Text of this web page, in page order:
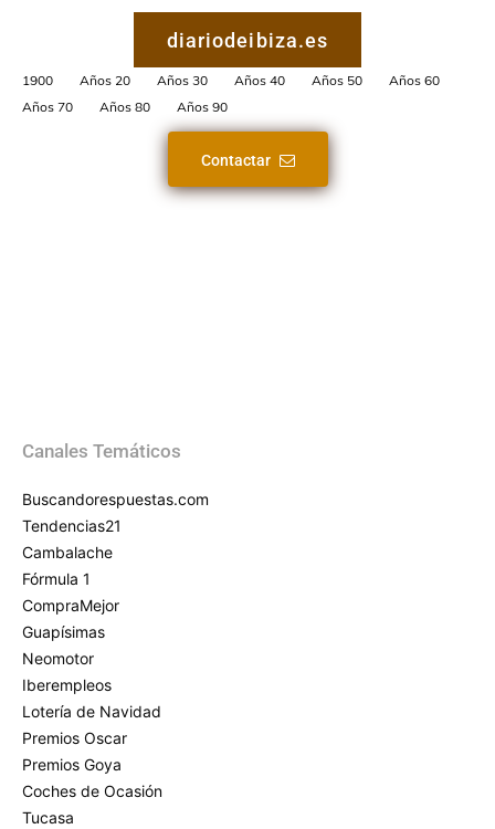
diariodeibiza.es
1900 Años 20 Años 30 Años 40 Años 50
Años 60
Años 70
Años 80 Años 90
Contactar
Canales Temáticos
Buscandorespuestas.com
Tendencias21
Cambalache
Fórmula 1
CompraMejor
Guapísimas
Neomotor
Iberempleos
Lotería de Navidad
Premios Oscar
Premios Goya
Coches de Ocasión
Tucasa